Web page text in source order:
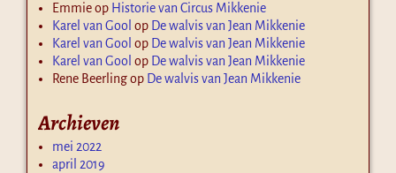
Emmieop Historie van Circus Mikkenie
Karel van Gool op De walvis van Jean Mikkenie
Karel van Gool op De walvis van Jean Mikkenie
Karel van Gool op De walvis van Jean Mikkenie
Rene Beerlingop De walvis van Jean Mikkenie
Archieven
mei 2022
april 2019